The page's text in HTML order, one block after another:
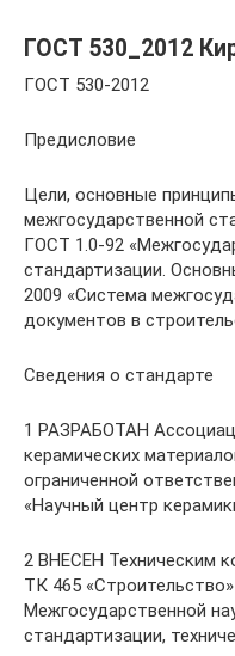
ГОСТ 530_2012
ГОСТ 530-2012
Предисловие
Цели, основные
межгосударственной
ГОСТ 1.0-92
стандартизации.
2009 «Система
документов в
Сведения о стандарте
1 РАЗРАБОТАН
керамических
ограниченной
«Научный центр
2 ВНЕСЕН Техническим
ТК 465
Межгосударственной
стандартизации,